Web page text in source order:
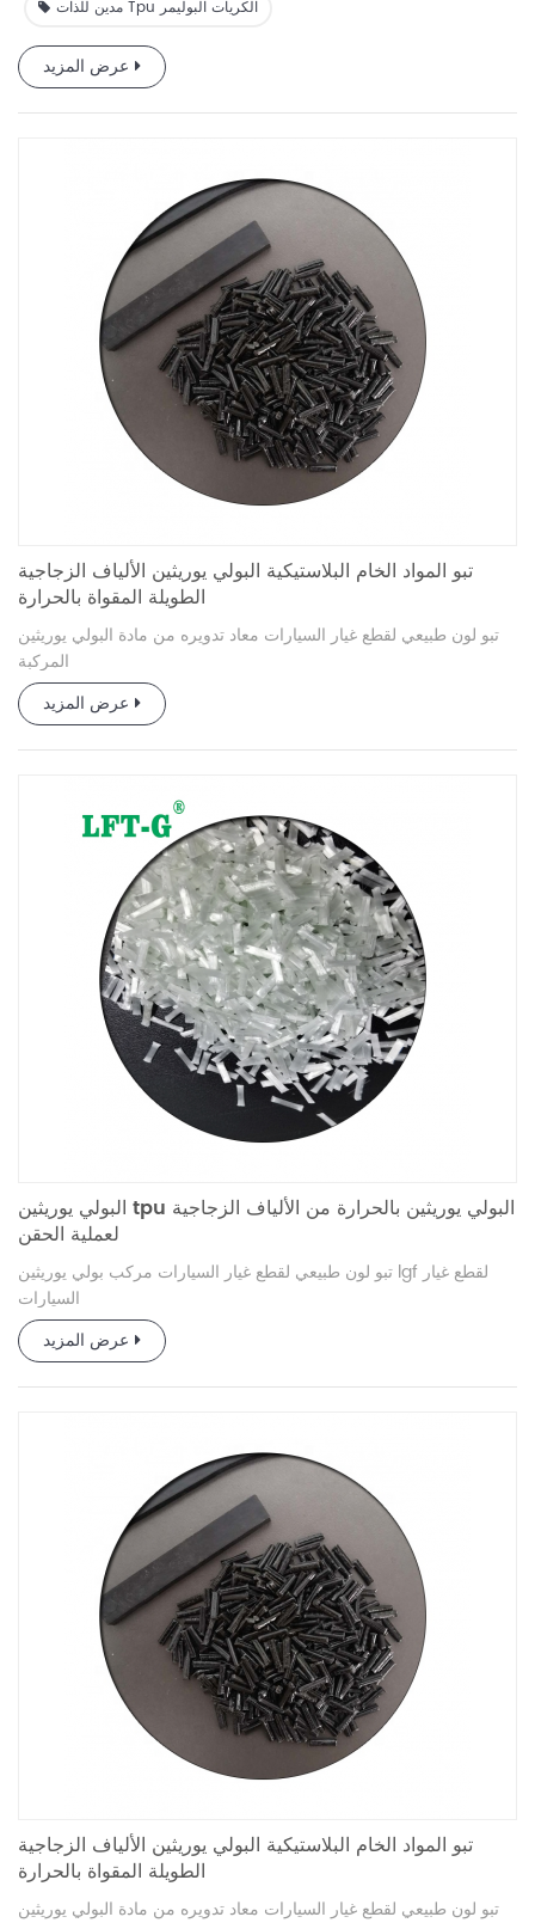
مدين للذات Tpu الكريات البوليمر
عرض المزيد
تبو المواد الخام البلاستيكية البولي يوريثين الألياف الزجاجية
الطويلة المقواة بالحرارة
تبو لون طبيعي لقطع غيار السيارات معاد تدويره من مادة البولي يوريثين
المركبة
عرض المزيد
البولي يوريثين tpu البولي يوريثين بالحرارة من الألياف الزجاجية
لعملية الحقن
تبو لون طبيعي لقطع غيار السيارات مركب بولي يوريثين lgf لقطع غيار
السيارات
عرض المزيد
تبو المواد الخام البلاستيكية البولي يوريثين الألياف الزجاجية
الطويلة المقواة بالحرارة
تبو لون طبيعي لقطع غيار السيارات معاد تدويره من مادة البولي يوريثين